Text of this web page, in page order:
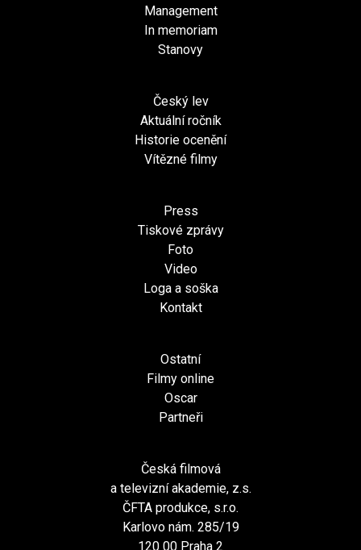
Management
In memoriam
Stanovy
Český lev
Aktuální ročník
Historie ocenění
Vítězné filmy
Press
Tiskové zprávy
Foto
Video
Loga a soška
Kontakt
Ostatní
Filmy online
Oscar
Partneři
Česká filmová
a televizní akademie, z.s.
ČFTA produkce, s.r.o.
Karlovo nám. 285/19
120 00 Praha 2